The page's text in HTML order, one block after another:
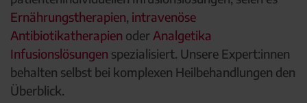
Ernährungstherapien, intravenöse
Antibiotikatherapien oder Analgetika
Infusionslösungen spezialisiert. Unsere Expert:innen
behalten selbst bei komplexen Heilbehandlungen den
Überblick.